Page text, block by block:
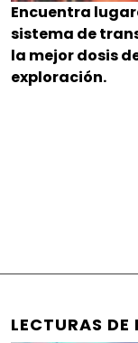
Encuentra
sistema de
la mejor dosis
exploración.
LECTURAS DE